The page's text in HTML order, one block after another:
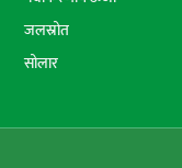
जलस्रोत
सोलार